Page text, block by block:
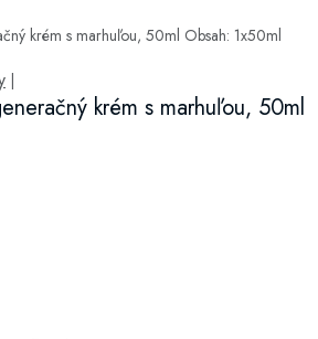
|
krém s marhuľou, 50ml